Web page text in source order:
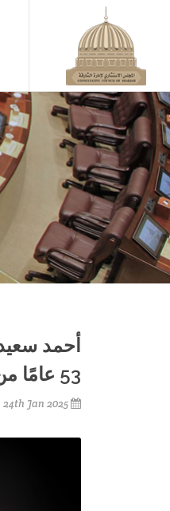
أحمد
53 عامًا من القيادة الحكيمة والإنجازات الرائدة
24th Jan 2025